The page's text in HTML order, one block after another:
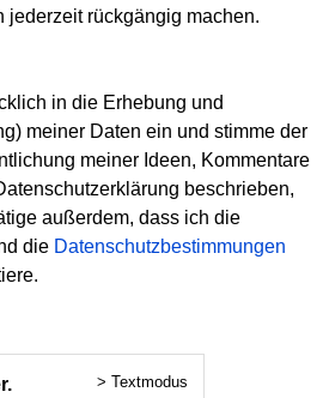
jederzeit rückgängig machen.
in die Erhebung und
meiner Daten ein und stimme der
meiner Ideen, Kommentare
beschrieben,
außerdem, dass ich die
die Datenschutzbestimmungen
> Textmodus